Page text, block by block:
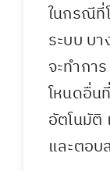
ในกรณีที่
ระบบ บ
จะทำกา
โหนดอื่น
อัตโนมัติ
และตอบ